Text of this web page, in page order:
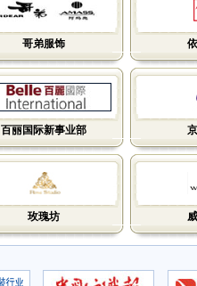
哥弟服饰
百丽国际新事业部
玫瑰坊